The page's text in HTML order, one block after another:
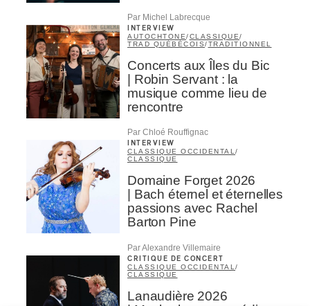
Par Michel Labrecque
INTERVIEW
AUTOCHTONE/CLASSIQUE/
TRAD QUÉBÉCOIS/TRADITIONNEL
Concerts aux Îles du Bic
| Robin Servant : la
musique comme lieu de
rencontre
Par Chloé Rouffignac
INTERVIEW
CLASSIQUE OCCIDENTAL /
CLASSIQUE
Domaine Forget 2026
| Bach éternel et éternelles
passions avec Rachel
Barton Pine
Par Alexandre Villemaire
CRITIQUE DE CONCERT
CLASSIQUE OCCIDENTAL /
CLASSIQUE
Lanaudière 2026